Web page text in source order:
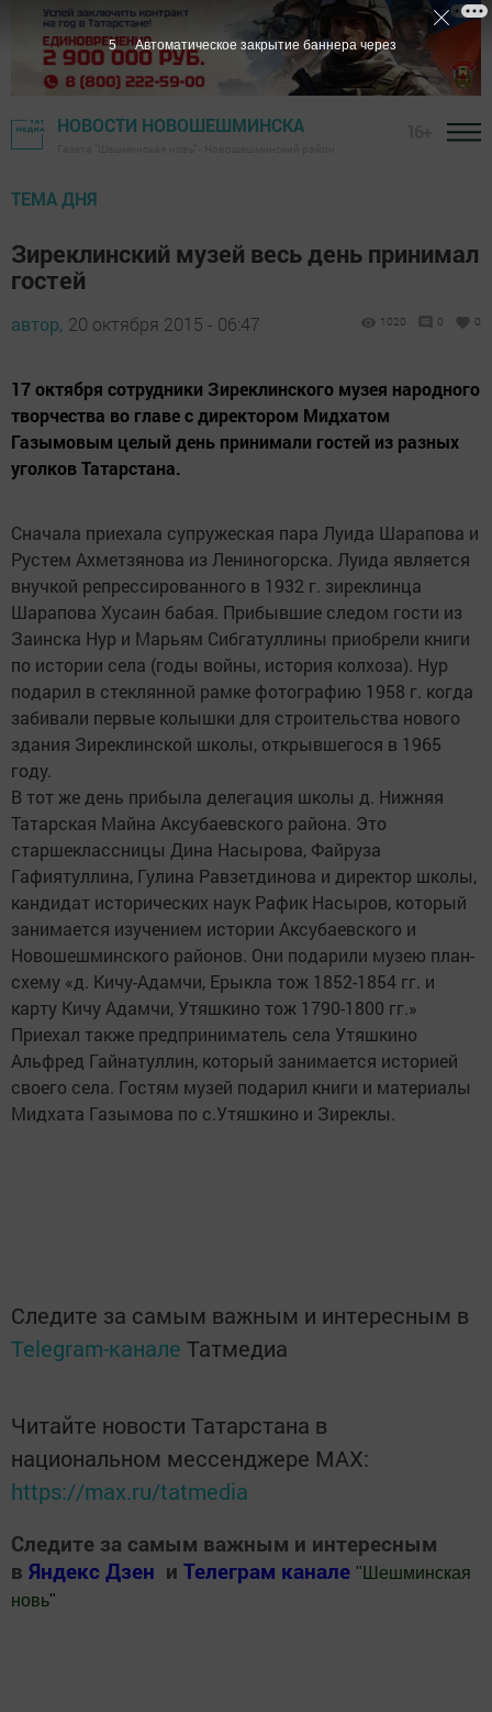
НОВОСТИ НОВОШЕШМИНСКА
ТЕМА ДНЯ
Зиреклинский музей весь день принимал
гостей
автор, 20 октября 2015 - 06:47 1020 0 0
17 октября сотрудники Зиреклинского музея народного
творчества во главе с директором Мидхатом
Газымовым целый день принимали гостей из разных
уголков Татарстана.
Сначала приехала супружеская пара Луида Шарапова и
Рустем Ахметзянова из Лениногорска. Луида является
внучкой репрессированного в 1932 г. зиреклинца
Шарапова Хусаин бабая. Прибывшие следом гости из
Заинска Нур и Марьям Сибгатуллины приобрели книги
по истории села (годы войны, история колхоза). Нур
подарил в стеклянной рамке фотографию 1958 г. когда
забивали первые колышки для строительства нового
здания Зиреклинской школы, открывшегося в 1965
году.
В тот же день прибыла делегация школы д. Нижняя
Татарская Майна Аксубаевского района. Это
старшеклассницы Дина Насырова, Файруза
Гафиятуллина, Гулина Равзетдинова и директор школы,
кандидат исторических наук Рафик Насыров, который
занимается изучением истории Аксубаевского и
Новошешминского районов. Они подарили музею план-
схему «д. Кичу-Адамчи, Ерыкла тож 1852-1854 гг. и
карту Кичу Адамчи, Утяшкино тож 1790-1800 гг.»
Приехал также предприниматель села Утяшкино
Альфред Гайнатуллин, который занимается историей
своего села. Гостям музей подарил книги и материалы
Мидхата Газымова по с.Утяшкино и Зиреклы.
Следите за самым важным и интересным в
Telegram-канале Татмедиа
Читайте новости Татарстана в
национальном мессенджере MАХ:
https://max.ru/tatmedia
Следите за самым важным и интересным
в Яндекс Дзен и Телеграм канале " Шешминская
новь"
4 Автоматическое закрытие баннера через